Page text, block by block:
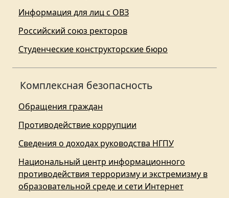
Информация для лиц с ОВЗ
Российский союз ректоров
Студенческие конструкторские бюро
Комплексная безопасность
Обращения граждан
Противодействие коррупции
Сведения о доходах руководства НГПУ
Национальный центр информационного
противодействия терроризму и экстремизму в
образовательной среде и сети Интернет